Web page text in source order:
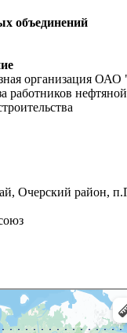
объединений
организация ОАО
работников
Очерский район,